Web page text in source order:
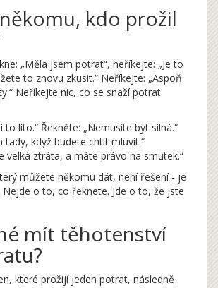
kdo prožil
„Měla jsem potrat“, neříkejte: „Je to
to znovu zkusit.“ Neříkejte: „Aspoň
Neříkejte nic, co se snaží potrat
to líto.“ Řekněte: „Nemusíte být silná.“
tady, když budete chtít mluvit.“
velká ztráta, a máte právo na smutek.“
můžete někomu dát, není řešení - je
o to, co řeknete. Jde o to, že jste
mít těhotenství
které prožijí jeden potrat, následně